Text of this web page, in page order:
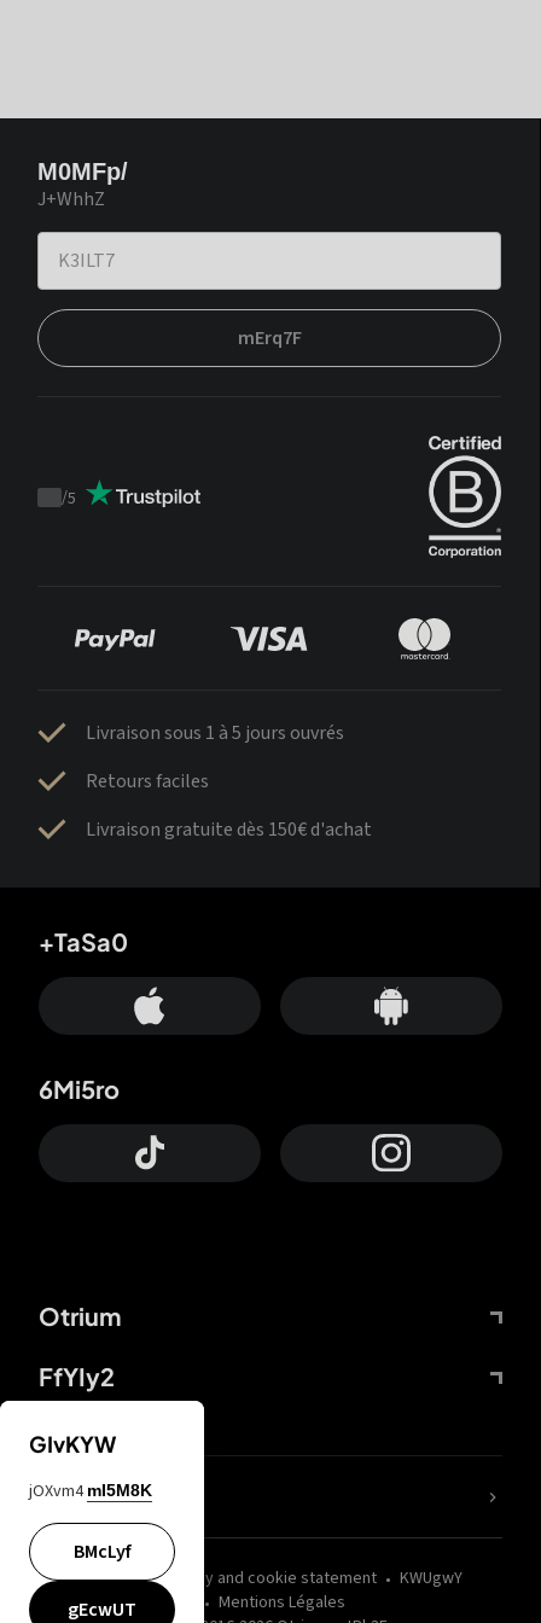
M0MFp/
J+WhhZ
mErq7F
Trustpilot
/5
Livraison sous 1 à 5 jours ouvrés
Retours faciles
Livraison gratuite dès 150€ d'achat
Otrium
FfYIy2
+TaSa0
6Mi5ro
wZQPfd Privacy and cookie statement
KWUgwY
Mentions Légales
nLC6tu
GIvKYW
jOXvm4 mI5M8K
BMcLyf
gEcwUT